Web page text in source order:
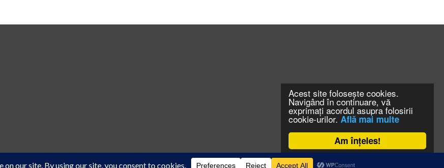
Am înțeles!
Acest site folosește cookies.
Navigând în continuare, vă
exprimați acordul asupra folosirii
cookie-urilor. Află mai multe
CONTACT CLAUS WEB DESIGN & HOSTING
scris al reprezentanţilor